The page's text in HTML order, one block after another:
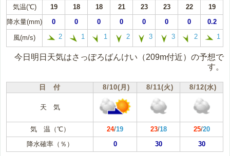
気温(℃) 19 18 18 21 23 23 22
19
降水量(mm)
0 0 0 0 0 0 0 0.2
風(m/s) 2 1 1 2 3 3 2 1
今日明日天気はさっぽろばんけい（209m付近）の予想で
す。
日 付 8/10(月) 8/11(火) 8/12(水)
天 気
気 温（℃） 24/19 23/18 25/20
降水確率（％）
0 30 30